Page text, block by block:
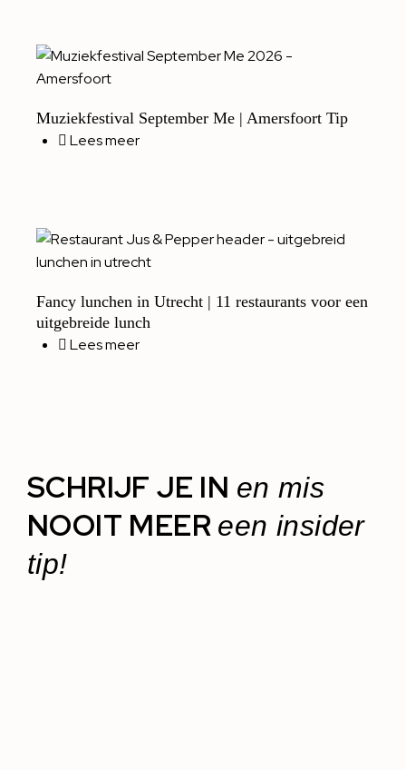
Muziekfestival September Me | Amersfoort Tip
Lees meer
Fancy lunchen in Utrecht | 11 restaurants voor een
uitgebreide lunch
Lees meer
SCHRIJF JE IN en mis
NOOIT MEER een insider
tip!